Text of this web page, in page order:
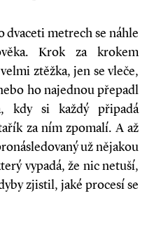
dvaceti metrech se náhle
Krok za krokem
ztěžka, jen se vleče,
ho najednou přepadl
kdy si každý připadá
za ním zpomalí. A až
už nějakou
vypadá, že nic netuší,
zjistil, jaké procesí se